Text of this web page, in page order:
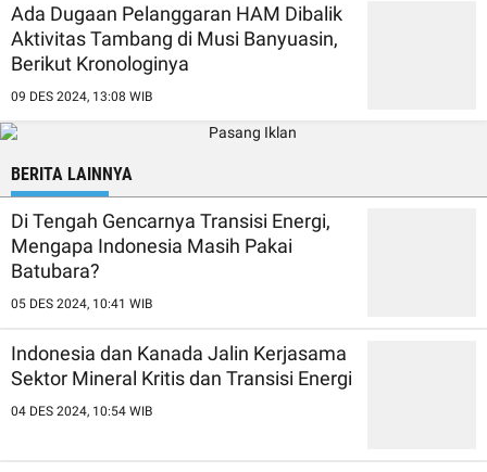
Ada Dugaan Pelanggaran HAM Dibalik
Aktivitas Tambang di Musi Banyuasin,
Berikut Kronologinya
09 DES 2024, 13:08 WIB
BERITA LAINNYA
Di Tengah Gencarnya Transisi Energi,
Mengapa Indonesia Masih Pakai
Batubara?
05 DES 2024, 10:41 WIB
Indonesia dan Kanada Jalin Kerjasama
Sektor Mineral Kritis dan Transisi Energi
04 DES 2024, 10:54 WIB